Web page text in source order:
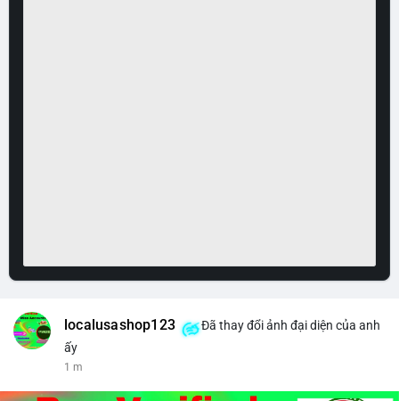
localusashop123
Đã thay đổi ảnh đại diện của anh
ấy
1 m